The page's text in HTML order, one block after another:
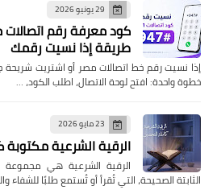
29 يونيو 2026
طريقة إذا نسيت رقمك
إذا نسيت رقم خط اتصالات مصر أو اشتريت شريحة
خطوة واحدة: افتح لوحة الاتصال، اطلب الكود، …
23 مايو 2026
الرقية الشرعية مكتوبة
الرقية الشرعية هي مجموعة
الثابتة الصحيحة، التي تُقرأ أو تُستمع طلبًا للشفاء